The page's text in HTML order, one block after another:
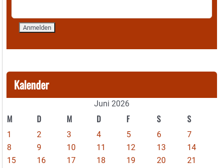
Kalender
Juni 2026
M D M D F S S
1 2 3 4 5 6
7
8
9 10 11 12 13
14
15
16 17 18 19 20
21